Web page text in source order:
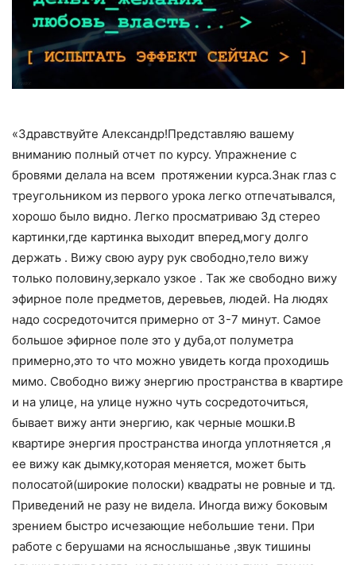
«Здравствуйте Александр!Представляю вашему
вниманию полный отчет по курсу. Упражнение с
бровями делала на всем протяжении курса.Знак глаз с
треугольником из первого урока легко отпечатывался,
хорошо было видно. Легко просматриваю 3д стерео
картинки,где картинка выходит вперед,могу долго
держать . Вижу свою ауру рук свободно,тело вижу
только половину,зеркало узкое . Так же свободно вижу
эфирное поле предметов, деревьев, людей. На людях
надо сосредоточится примерно от 3-7 минут. Самое
большое эфирное поле это у дуба,от полуметра
примерно,это то что можно увидеть когда проходишь
мимо. Свободно вижу энергию пространства в квартире
и на улице, на улице нужно чуть сосредоточиться,
бывает вижу анти энергию, как черные мошки.В
квартире энергия пространства иногда уплотняется ,я
ее вижу как дымку,которая меняется, может быть
полосатой(широкие полоски) квадраты не ровные и тд.
Приведений не разу не видела. Иногда вижу боковым
зрением быстро исчезающие небольшие тени. При
работе с берушами на яснослышанье ,звук тишины